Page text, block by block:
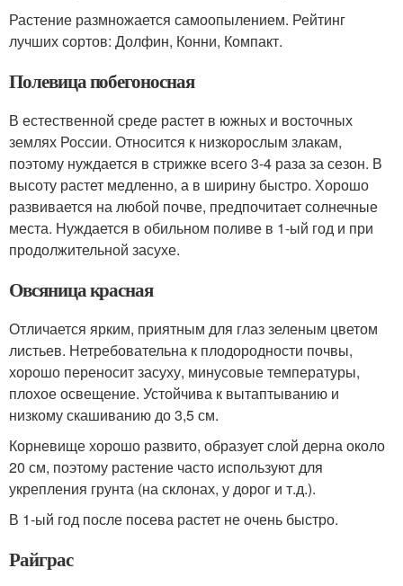
Растение размножается самоопылением. Рейтинг
лучших сортов: Долфин, Конни, Компакт.
Полевица побегоносная
В естественной среде растет в южных и восточных
землях России. Относится к низкорослым злакам,
поэтому нуждается в стрижке всего 3-4 раза за сезон. В
высоту растет медленно, а в ширину быстро. Хорошо
развивается на любой почве, предпочитает солнечные
места. Нуждается в обильном поливе в 1-ый год и при
продолжительной засухе.
Овсяница красная
Отличается ярким, приятным для глаз зеленым цветом
листьев. Нетребовательна к плодородности почвы,
хорошо переносит засуху, минусовые температуры,
плохое освещение. Устойчива к вытаптыванию и
низкому скашиванию до 3,5 см.
Корневище хорошо развито, образует слой дерна около
20 см, поэтому растение часто используют для
укрепления грунта (на склонах, у дорог и т.д.).
В 1-ый год после посева растет не очень быстро.
Райграс